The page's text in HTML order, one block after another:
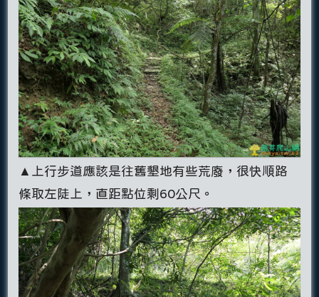
▲上行步道應該是往舊墾地有些荒廢，很快順路
條取左陡上，直距點位剩60公尺。